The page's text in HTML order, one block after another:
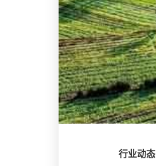
行业动态